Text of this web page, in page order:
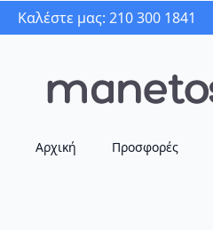
Καλέστε μας: 210 300 1841
Αρχική Προσφορές